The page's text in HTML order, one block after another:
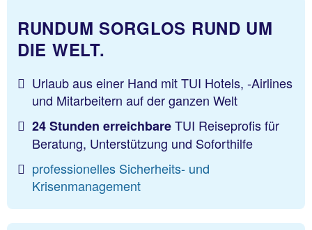
RUNDUM SORGLOS RUND UM
DIE WELT.
Urlaub aus einer Hand mit TUI Hotels, -Airlines
und Mitarbeitern auf der ganzen Welt
24 Stunden erreichbareTUI Reiseprofis für
Beratung, Unterstützung und Soforthilfe
professionelles Sicherheits- und
Krisenmanagement